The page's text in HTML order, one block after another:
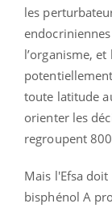
les
l’organisme,
toute latitude
orienter les
regroupent
Mais l'Efsa
bisphénol A